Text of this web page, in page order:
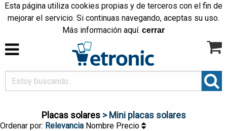
Esta página utiliza cookies propias y de terceros con el fin de
mejorar el servicio. Si continuas navegando, aceptas su uso.
Más información aquí. cerrar
Placas solares> Mini placas solares
Ordenar por: Relevancia Nombre Precio